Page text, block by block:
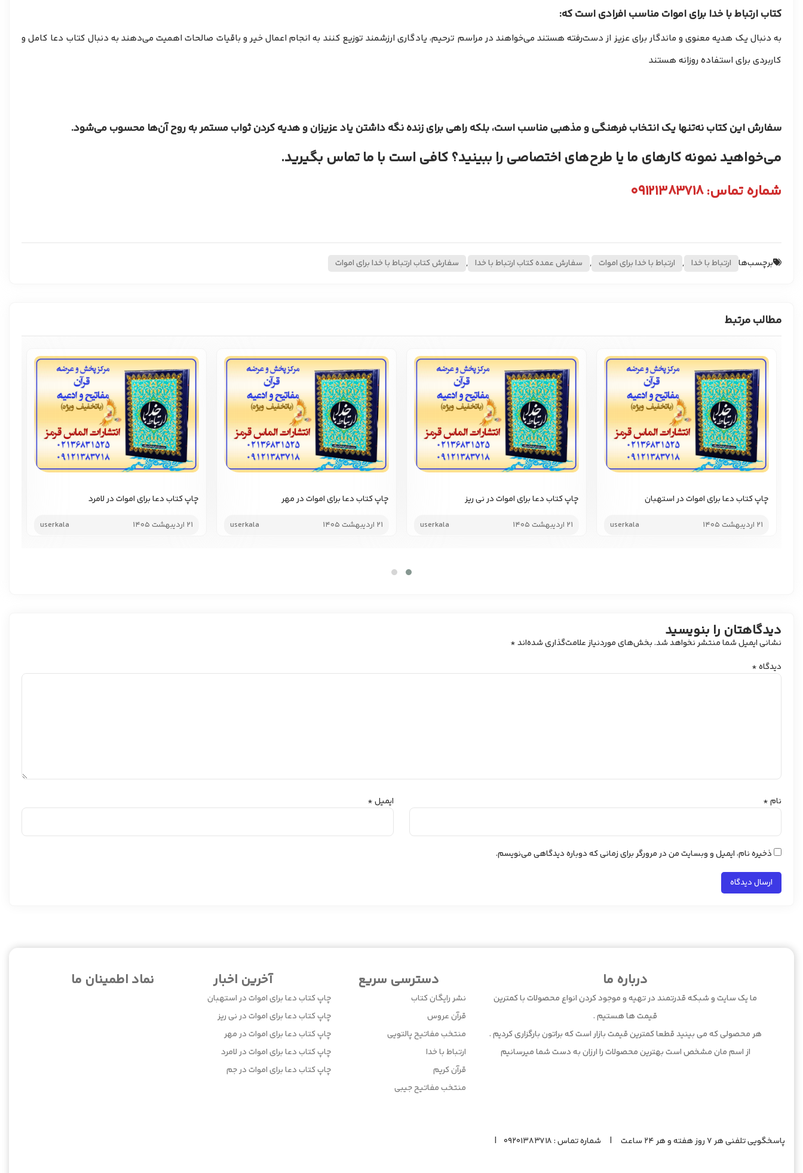
کتاب ارتباط با خدا برای اموات مناسب افرادی است که:
به دنبال یک هدیه معنوی و ماندگار برای عزیز از دست‌رفته هستند می‌خواهند در مراسم ترحیم، یادگاری ارزشمند توزیع کنند به انجام اعمال خیر و باقیات صالحات اهمیت می‌دهند به دنبال کتاب دعا کامل و
کاربردی برای استفاده روزانه هستند
سفارش این کتاب نه‌تنها یک انتخاب فرهنگی و مذهبی مناسب است، بلکه راهی برای زنده نگه داشتن یاد عزیزان و هدیه کردن ثواب مستمر به روح آن‌ها محسوب می‌شود.
​می‌خواهید نمونه کارهای ما یا طرح‌های اختصاصی را ببینید؟ کافی است با ما تماس بگیرید.
شماره تماس: ۰۹۱۲۱۳۸۳۷۱۸
برچسب‌ها ارتباط با خدا , ارتباط با خدا برای اموات , سفارش عمده کتاب ارتباط با خدا , سفارش کتاب ارتباط با خدا برای اموات
مطالب مرتبط
چاپ کتاب دعا برای اموات در استهبان
21 اردیبهشت 1405 userkala
چاپ کتاب دعا برای اموات در نی ریز
21 اردیبهشت 1405 userkala
چاپ کتاب دعا برای اموات در مهر
21 اردیبهشت 1405 userkala
چاپ کتاب دعا برای اموات در لامرد
21 اردیبهشت 1405 userkala
دیدگاهتان را بنویسید
نشانی ایمیل شما منتشر نخواهد شد.بخش‌های موردنیاز علامت‌گذاری شده‌اند*
دیدگاه*
نام* ایمیل*
ذخیره نام، ایمیل و وبسایت من در مرورگر برای زمانی که دوباره دیدگاهی می‌نویسم.
درباره ما
ما یک سایت و شبکه قدرتمند در تهیه و موجود کردن انواع محصولات با کمترین
قیمت ها هستیم .
هر محصولی که می بینید قطعا کمترین قیمت بازار است که براتون بارگزاری کردیم .
از اسم مان مشخص است بهترین محصولات را ارزان به دست شما میرسانیم
دسترسی سریع
نشر رایگان کتاب
قرآن عروس
منتخب مفاتیح پالتویی
ارتباط با خدا
قرآن کریم
منتخب مفاتیح جیبی
آخرین اخبار
چاپ کتاب دعا برای اموات در استهبان
چاپ کتاب دعا برای اموات در نی ریز
چاپ کتاب دعا برای اموات در مهر
چاپ کتاب دعا برای اموات در لامرد
چاپ کتاب دعا برای اموات در جم
نماد اطمینان ما
پاسخگویی تلفنی هر 7 روز هفته و هر 24 ساعت | شماره تماس : 09201383718 |